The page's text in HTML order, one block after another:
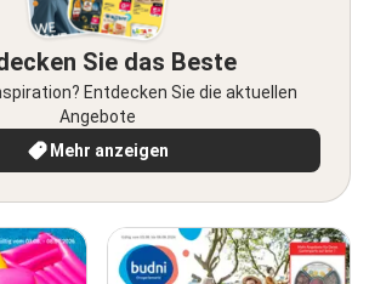
Sie das Beste
Entdecken Sie die aktuellen
Angebote
Mehr anzeigen